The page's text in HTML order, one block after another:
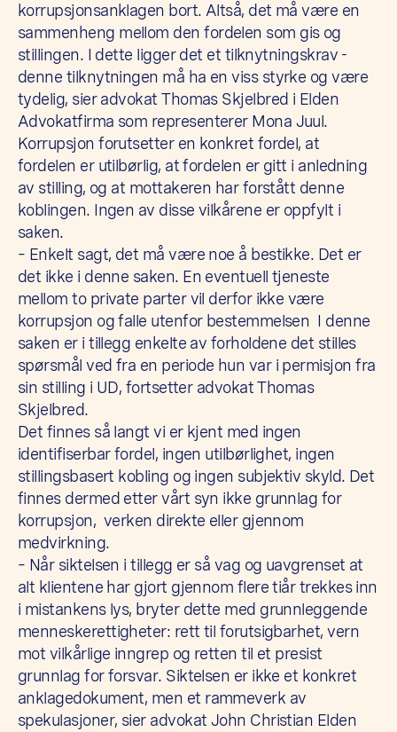
korrupsjonsanklagen bort. Altså, det må være en
sammenheng mellom den fordelen som gis og
stillingen. I dette ligger det et tilknytningskrav -
denne tilknytningen må ha en viss styrke og være
tydelig, sier advokat Thomas Skjelbred i Elden
Advokatfirma som representerer Mona Juul.
Korrupsjon forutsetter en konkret fordel, at
fordelen er utilbørlig, at fordelen er gitt i anledning
av stilling, og at mottakeren har forstått denne
koblingen. Ingen av disse vilkårene er oppfylt i
saken.
– Enkelt sagt, det må være noe å bestikke. Det er
det ikke i denne saken. En eventuell tjeneste
mellom to private parter vil derfor ikke være
korrupsjon og falle utenfor bestemmelsen I denne
saken er i tillegg enkelte av forholdene det stilles
spørsmål ved fra en periode hun var i permisjon fra
sin stilling i UD, fortsetter advokat Thomas
Skjelbred.
Det finnes så langt vi er kjent med ingen
identifiserbar fordel, ingen utilbørlighet, ingen
stillingsbasert kobling og ingen subjektiv skyld. Det
finnes dermed etter vårt syn ikke grunnlag for
korrupsjon, verken direkte eller gjennom
medvirkning.
– Når siktelsen i tillegg er så vag og uavgrenset at
alt klientene har gjort gjennom flere tiår trekkes inn
i mistankens lys, bryter dette med grunnleggende
menneskerettigheter: rett til forutsigbarhet, vern
mot vilkårlige inngrep og retten til et presist
grunnlag for forsvar. Siktelsen er ikke et konkret
anklagedokument, men et rammeverk av
spekulasjoner, sier advokat John Christian Elden